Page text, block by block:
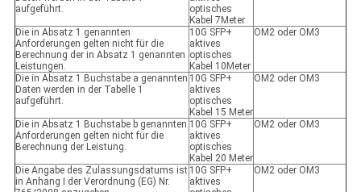
aufgeführt.
optisches
Kabel 7Meter
Die in Absatz 1 genannten
Anforderungen gelten nicht für die
Berechnung der in Absatz 1 genannten
Leistungen.
10G SFP+
aktives
optisches
Kabel 10Meter
OM2 oder OM3
Die in Absatz 1 Buchstabe a genannten
Daten werden in der Tabelle 1
aufgeführt.
10G SFP+
aktives
optisches
Kabel 15 Meter
OM2 oder OM3
Die in Absatz 1 Buchstabe b genannten
Anforderungen gelten nicht für die
Berechnung der Leistung.
10G SFP+
aktives
optisches
Kabel 20 Meter
OM2 oder OM3
Die Angabe des Zulassungsdatums ist
in Anhang I der Verordnung (EG) Nr.
10G SFP+
aktives
OM2 oder OM3